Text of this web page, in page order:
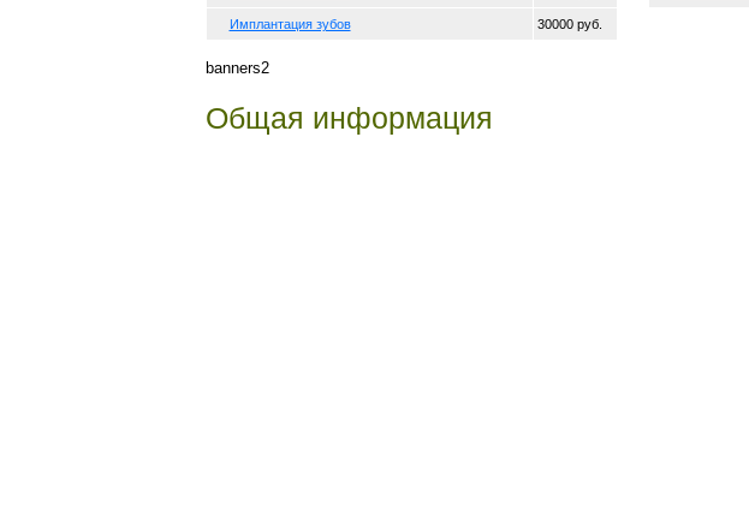
Имплантация зубов 30000 руб.
banners2
Общая информация